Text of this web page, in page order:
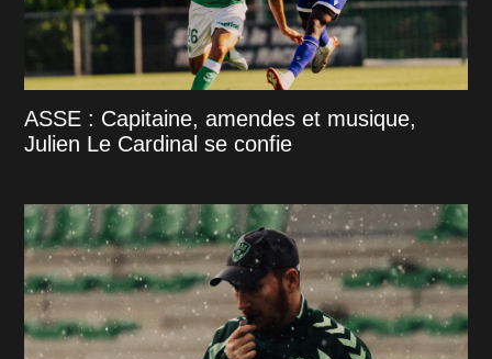
ASSE : Capitaine, amendes et musique,
Julien Le Cardinal se confie